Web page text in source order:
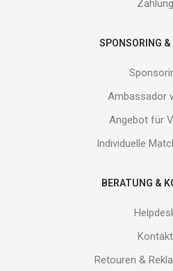
Zahlung
SPONSORING &
Ambassador
Angebot für
Individuelle
BERATUNG &
Kontakt
Retouren &